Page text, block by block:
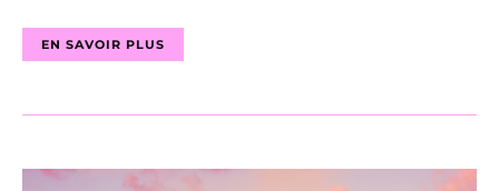
EN SAVOIR PLUS